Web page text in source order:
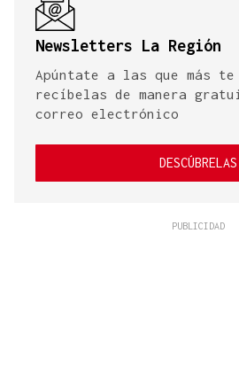
Newsletters La Región
Apúntate a las que más
recíbelas de manera
correo electrónico
DESCÚBRELAS